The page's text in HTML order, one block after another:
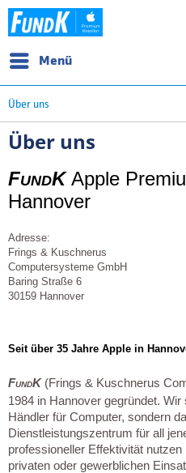
Menü
Über uns
Über uns
FUNDKApple
Hannover
Adresse:
Frings & Kuschnerus
Computersysteme GmbH
Baring Straße 6
30159 Hannover
Seit über 35 Jahre Apple in
FUNDK(Frings & Kuschnerus
1984 in Hannover gegründet.
Händler für Computer, sondern
Dienstleistungszentrum für all
professioneller Effektivität
privaten oder gewerblichen